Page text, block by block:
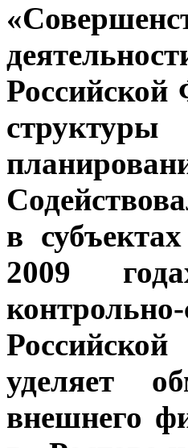
Российской
структуры
в
2009
уделяет
внешнего